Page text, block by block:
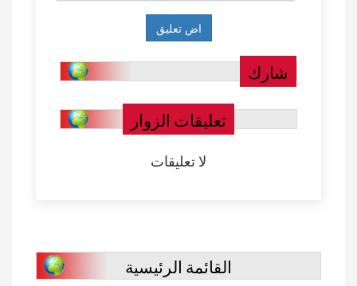
شارك
تعليقات الزوار
لا تعليقات
القائمة الرئيسية